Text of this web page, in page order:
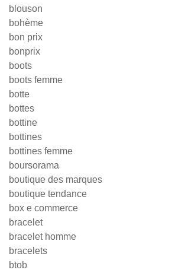
blouson
bohème
bon prix
bonprix
boots
boots femme
botte
bottes
bottine
bottines
bottines femme
boursorama
boutique des marques
boutique tendance
box e commerce
bracelet
bracelet homme
bracelets
btob